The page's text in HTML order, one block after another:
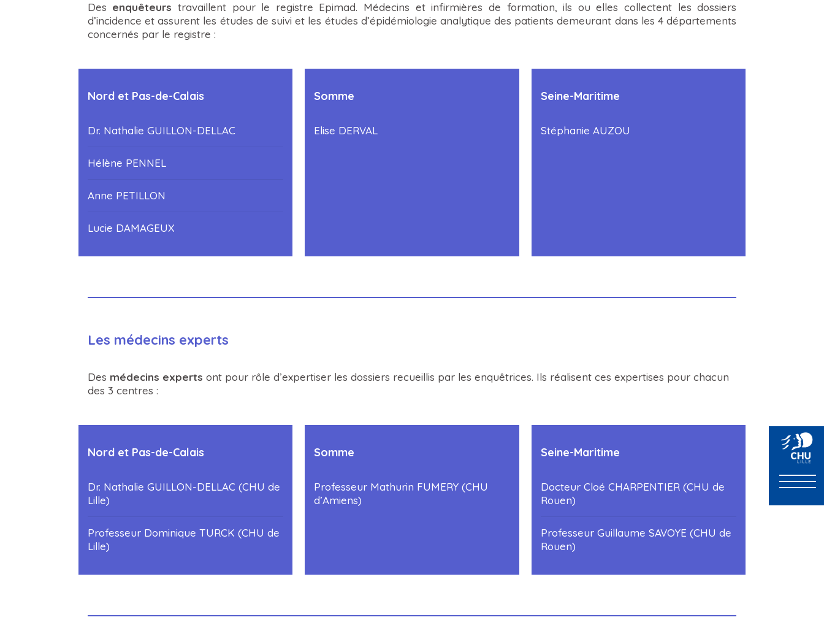
Des enquêteurs travaillent pour le registre Epimad. Médecins et infirmières de formation, ils ou elles collectent les dossiers
d’incidence et assurent les études de suivi et les études d’épidémiologie analytique des patients demeurant dans les 4 départements
concernés par le registre :
Nord et Pas-de-Calais
Dr. Nathalie GUILLON-DELLAC
Hélène PENNEL
Anne PETILLON
Lucie DAMAGEUX
Somme
Elise DERVAL
Seine-Maritime
Stéphanie AUZOU
Les médecins experts
Des médecins experts ont pour rôle d’expertiser les dossiers recueillis par les enquêtrices. Ils réalisent ces expertises pour chacun
des 3 centres :
Nord et Pas-de-Calais
Dr. Nathalie GUILLON-DELLAC (CHU de
Lille)
Professeur Dominique TURCK (CHU de
Lille)
Somme
Professeur Mathurin FUMERY (CHU
d’Amiens)
Seine-Maritime
Docteur Cloé CHARPENTIER (CHU de
Rouen)
Professeur Guillaume SAVOYE (CHU de
Rouen)